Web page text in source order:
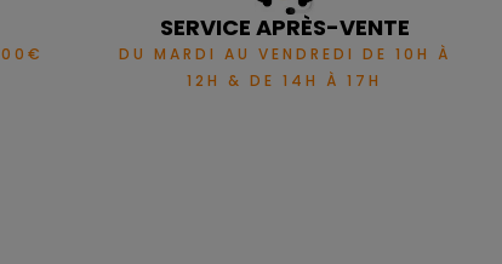
SERVICE APRÈS-VENTE
DU MARDI AU VENDREDI DE 10H À
12H & DE 14H À 17H